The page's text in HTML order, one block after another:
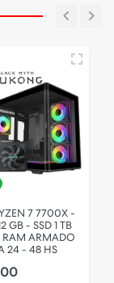
7 7700X -
GB - SSD 1 TB
RAM ARMADO
24 - 48 HS